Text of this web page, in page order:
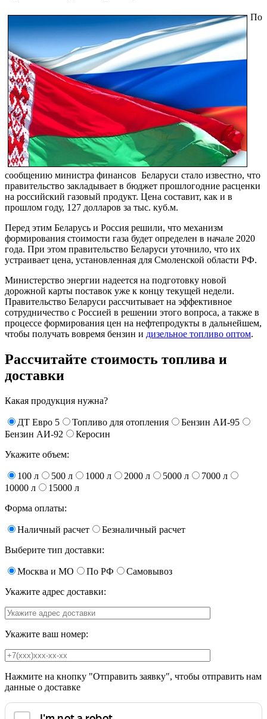
По
сообщению министра финансов Беларуси стало известно, что
правительство закладывает в бюджет прошлогодние расценки
на российский газовый продукт. Цена составит, как и в
прошлом году, 127 долларов за тыс. куб.м.
Перед этим Беларусь и Россия решили, что механизм
формирования стоимости газа будет определен в начале 2020
года. При этом правительство Беларуси уточнило, что их
устраивает цена, установленная для Смоленской области РФ.
Министерство энергии надеется на подготовку новой
дорожной карты поставок уже к концу текущей недели.
Правительство Беларуси рассчитывает на эффективное
сотрудничество с Россией в решении этого вопроса, а также в
процессе формирования цен на нефтепродукты в дальнейшем,
чтобы получать вовремя бензин и дизельное топливо оптом.
Рассчитайте стоимость топлива и
доставки
Какая продукция нужна?
ДТ Евро 5 Топливо для отопления
Бензин АИ-95
Бензин АИ-92
Керосин
Укажите объем:
100 л 500 л 1000 л 2000 л 5000 л
7000 л
10000 л
15000 л
Форма оплаты:
Наличный расчет
Безналичный расчет
Выберите тип доставки:
Москва и МО По РФ
Самовывоз
Укажите адрес доставки:
Укажите ваш номер:
Нажмите на кнопку "Отправить заявку", чтобы отправить нам
данные о доставке